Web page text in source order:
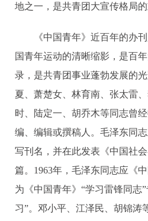
地之一，是共青团大宣传格局的
《中国青年》近百年的办刊
国青年运动的清晰缩影，是百
录，是共青团事业蓬勃发展的
夏、萧楚女、林育南、张太雷
时、陆定一、胡乔木等同志曾
编、编辑或撰稿人。毛泽东同
写刊名，并在此发表《中国社
篇。1963年，毛泽东同志应《
为《中国青年》“学习雷锋同志
习”。邓小平、江泽民、胡锦涛